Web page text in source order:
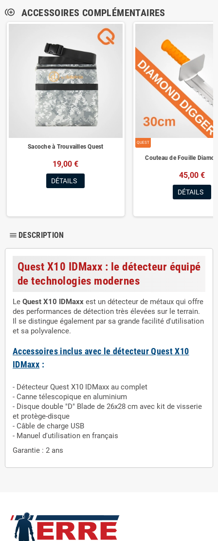
control_point_duplicate ACCESSOIRES COMPLÉMENTAIRES
Sacoche à Trouvailles Quest
19,00 €
DÉTAILS
QUEST
Couteau de Fouille
45,00 €
DÉTAILS
dehaze DESCRIPTION
Quest X10 IDMaxx : le détecteur équipé
de technologies modernes
Le Quest X10 IDMaxx est un détecteur de métaux qui offre
des performances de détection très élevées sur le terrain.
Il se distingue également par sa grande facilité d'utilisation
et sa polyvalence.
Accessoires inclus avec le détecteur Quest X10
IDMaxx :
- Détecteur Quest X10 IDMaxx au complet
- Canne télescopique en aluminium
- Disque double "D" Blade de 26x28 cm avec kit de visserie
et protège-disque
- Câble de charge USB
- Manuel d'utilisation en français
Garantie : 2 ans